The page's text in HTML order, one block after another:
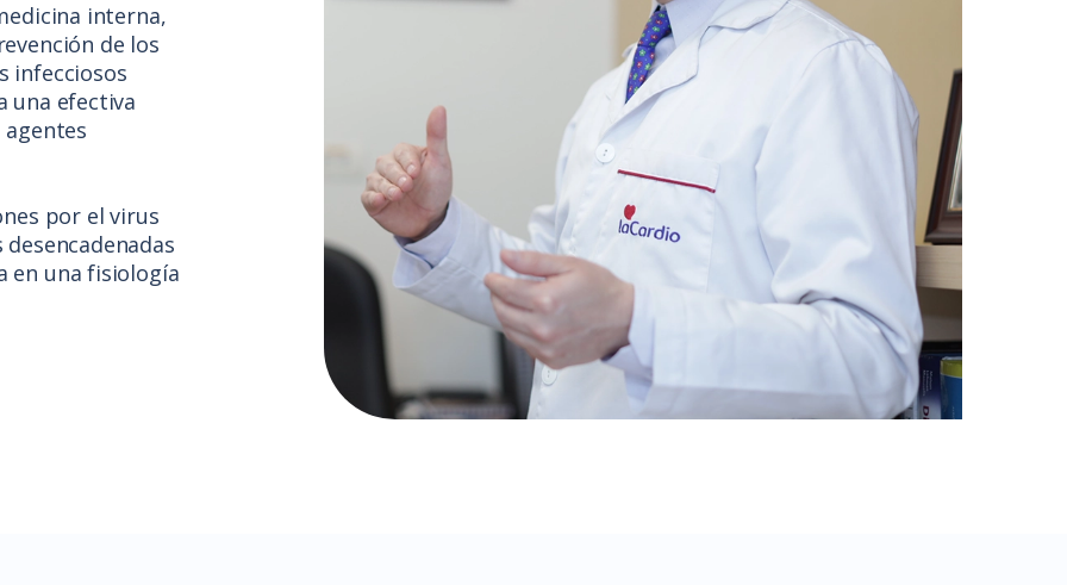
interna,
de los
infecciosos
una efectiva
por el virus
en una fisiología